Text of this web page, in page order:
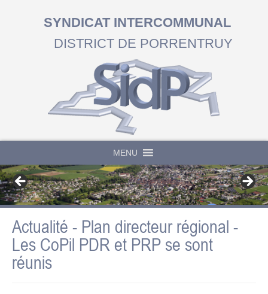
SYNDICAT INTERCOMMUNAL
DISTRICT DE PORRENTRUY
MENU
Actualité - Plan directeur régional -
Les CoPil PDR et PRP se sont
réunis